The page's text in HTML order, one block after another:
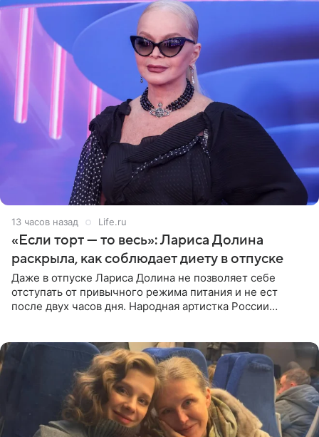
13 часов назад Life.ru
«Если торт — то весь»: Лариса Долина
раскрыла, как соблюдает диету в отпуске
Даже в отпуске Лариса Долина не позволяет себе
отступать от привычного режима питания и не ест
после двух часов дня. Народная артистка России